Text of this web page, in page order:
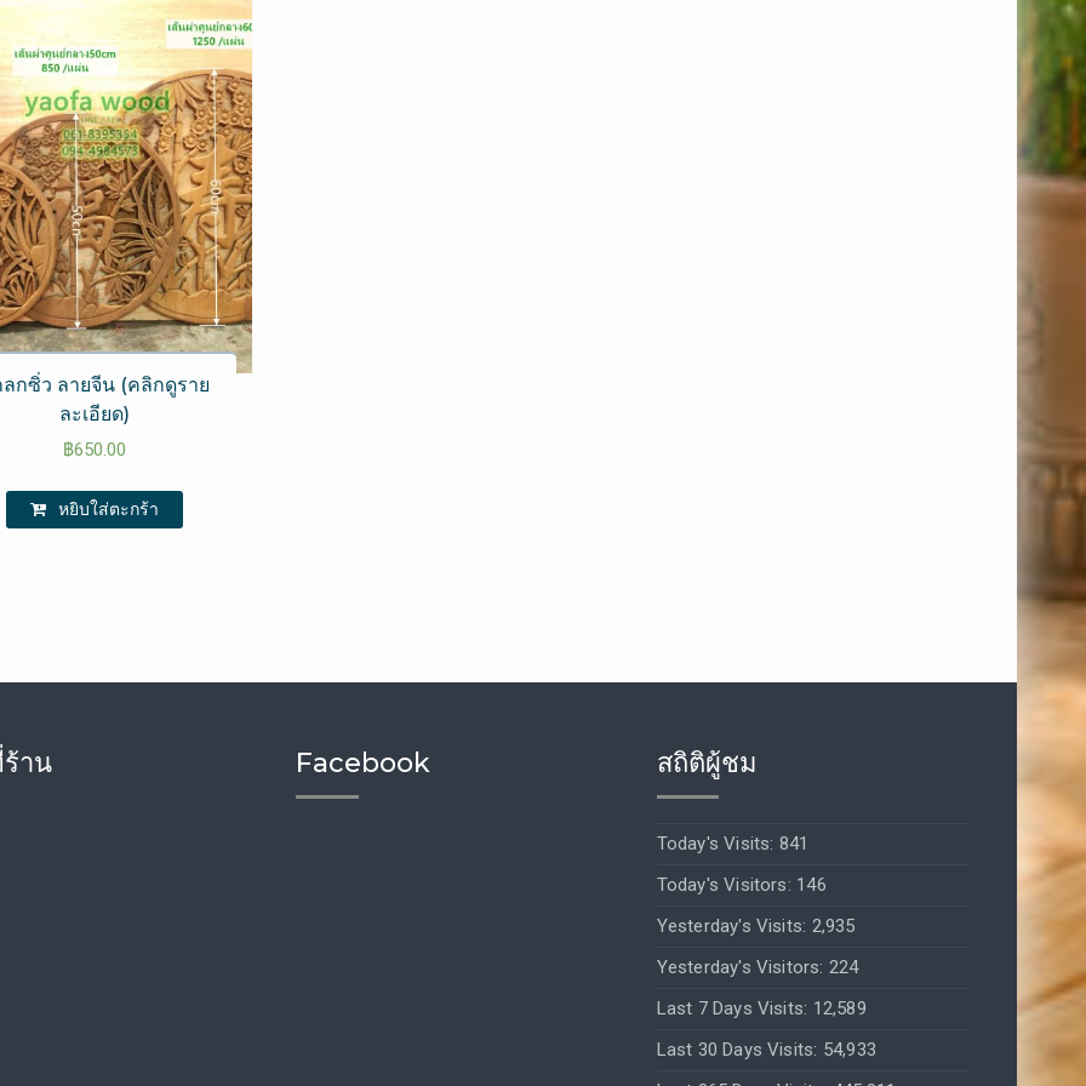
กซิ่ว ลายจีน (คลิกดูราย
ละเอียด)
฿650.00
หยิบใส่ตะกร้า
าน Facebook สถิติผู้ชม
Today's Visits: 841
Today's Visitors: 146
Yesterday's Visits: 2,935
Yesterday's Visitors: 224
Last 7 Days Visits: 12,589
Last 30 Days Visits: 54,933